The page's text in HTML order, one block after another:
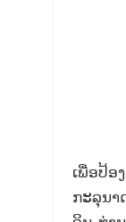
ເພື່ອປ້ອ
ກະລຸນ